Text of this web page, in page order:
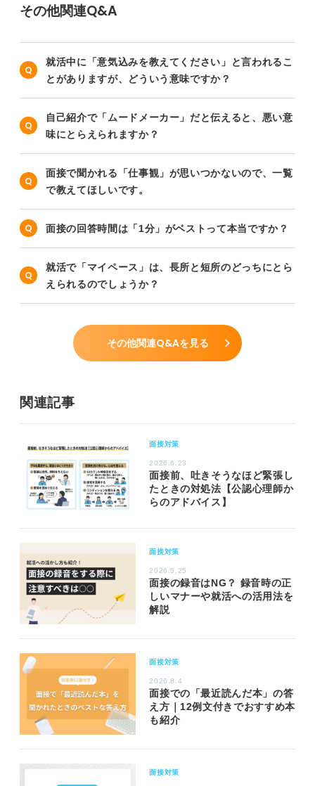
その他関連Q&A
就活中に「意気込みを教えてください」と言われるこ
とがありますが、どういう意味ですか？
自己紹介で「ムードメーカー」だと伝えると、悪い意
味にとらえられますか？
面接で聞かれる「仕事観」が思いつかないので、一覧
で教えてほしいです。
面接の回答時間は「1分」がベストって本当ですか？
就活で「マイペース」は、長所と短所のどっちにとら
えられるのでしょうか？
その他関連Q&Aを見る
関連記事
面接対策
2026.6.23
面接前、吐きそうなほど緊張し
たときの対処法【公認心理師か
らのアドバイス】
面接対策
2026.5.25
面接の録音はNG？ 録音時の正
しいマナーや就活への活用法を
解説
面接対策
2026.8.4
面接での「最近読んだ本」の答
え方｜12例文付きでおすすめ本
も紹介
面接対策